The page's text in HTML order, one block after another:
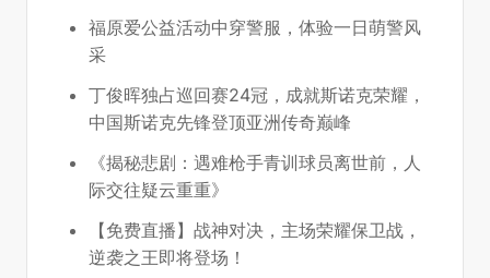
福原爱公益活动中穿警服，体验一日萌警风
采
丁俊晖独占巡回赛24冠，成就斯诺克荣耀，
中国斯诺克先锋登顶亚洲传奇巅峰
《揭秘悲剧：遇难枪手青训球员离世前，人
际交往疑云重重》
【免费直播】战神对决，主场荣耀保卫战，
逆袭之王即将登场！